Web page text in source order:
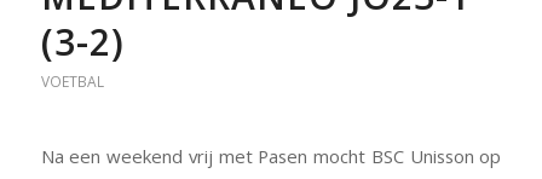
(3-2)
VOETBAL
Na een weekend vrij met Pasen mocht BSC Unisson op